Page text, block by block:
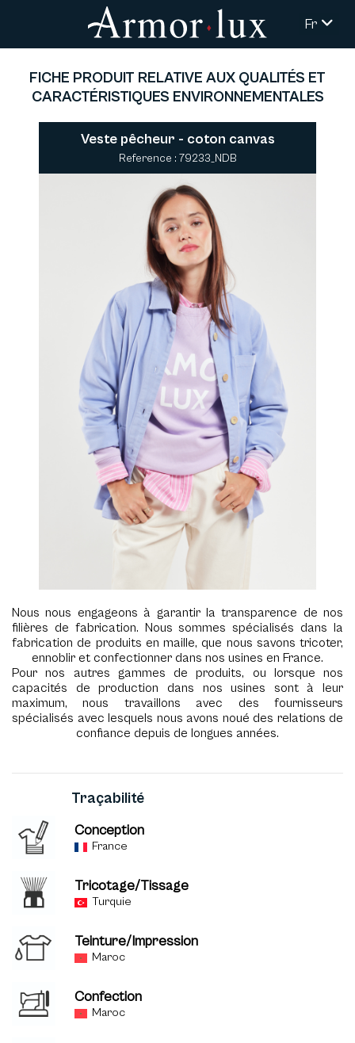
Fr
FICHE PRODUIT RELATIVE AUX QUALITÉS ET
CARACTÉRISTIQUES ENVIRONNEMENTALES
Veste pêcheur - coton canvas
Reference : 79233_NDB
Nous nous engageons à garantir la transparence de nos
filières de fabrication. Nous sommes spécialisés dans la
fabrication de produits en maille, que nous savons tricoter,
ennoblir et confectionner dans nos usines en France.
Pour nos autres gammes de produits, ou lorsque nos
capacités de production dans nos usines sont à leur
maximum, nous travaillons avec des fournisseurs
spécialisés avec lesquels nous avons noué des relations de
confiance depuis de longues années.
Traçabilité
Conception
France
Tricotage/Tissage
Turquie
Teinture/Impression
Maroc
Confection
Maroc